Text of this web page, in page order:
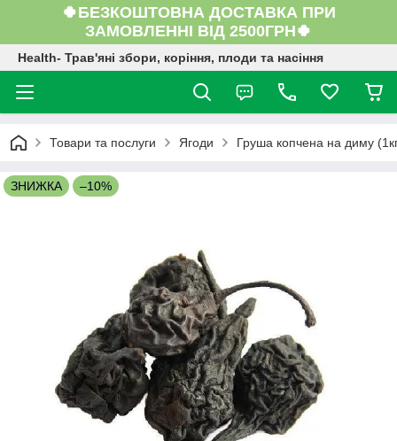
🍀БЕЗКОШТОВНА ДОСТАВКА ПРИ
ЗАМОВЛЕННІ ВІД 2500ГРН🍀
Health- Трав'яні збори, коріння, плоди та насіння
Товари та послуги Ягоди Груша копчена на диму
ЗНИЖКА –10%